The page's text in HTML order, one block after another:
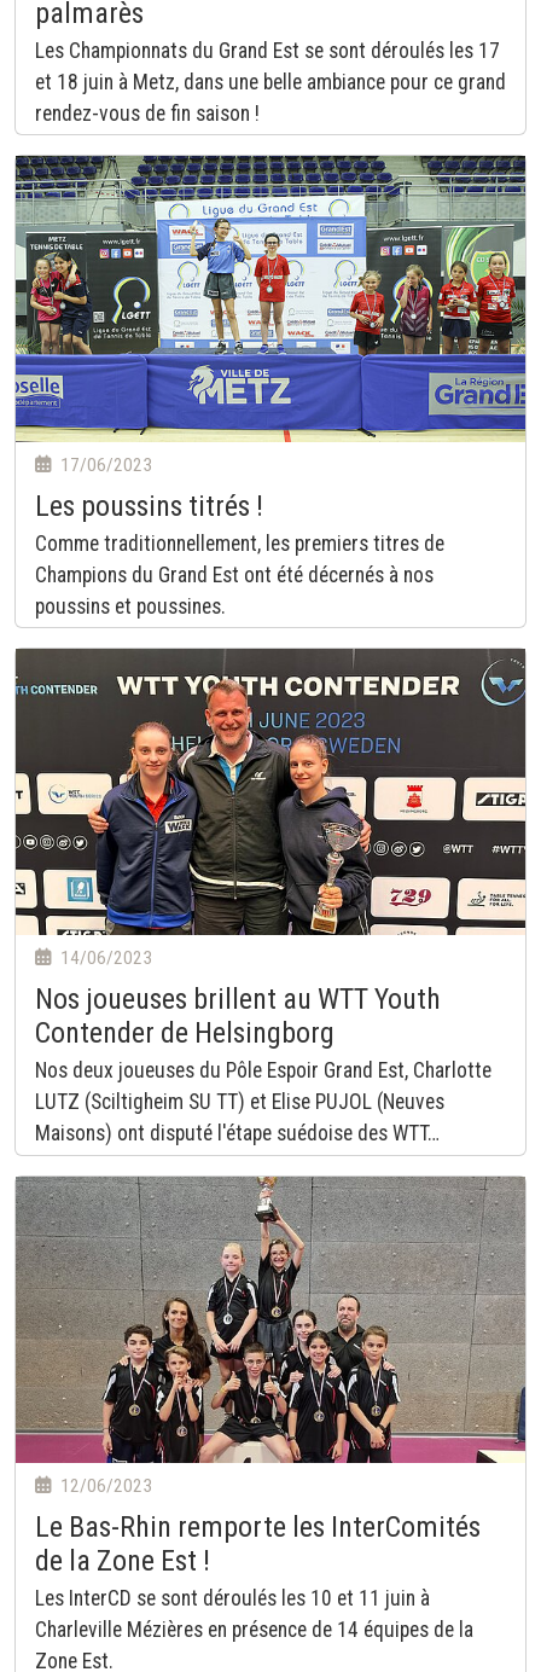
palmarès
Les Championnats du Grand Est se sont déroulés les 17
et 18 juin à Metz, dans une belle ambiance pour ce grand
rendez-vous de fin saison !
17/06/2023
Les poussins titrés !
Comme traditionnellement, les premiers titres de
Champions du Grand Est ont été décernés à nos
poussins et poussines.
14/06/2023
Nos joueuses brillent au WTT Youth
Contender de Helsingborg
Nos deux joueuses du Pôle Espoir Grand Est, Charlotte
LUTZ (Sciltigheim SU TT) et Elise PUJOL (Neuves
Maisons) ont disputé l'étape suédoise des WTT…
12/06/2023
Le Bas-Rhin remporte les InterComités
de la Zone Est !
Les InterCD se sont déroulés les 10 et 11 juin à
Charleville Mézières en présence de 14 équipes de la
Zone Est.